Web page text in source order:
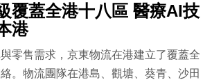
覆蓋全港十八區 醫療AI技
港
零售需求，京東物流在港建立了覆蓋全
。物流團隊在港島、觀塘、葵青、沙田